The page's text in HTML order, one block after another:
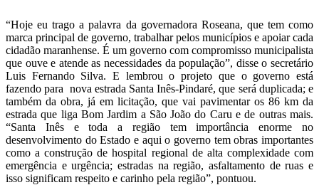
“Hoje eu trago a palavra da governadora Roseana, que tem como
marca principal de governo, trabalhar pelos municípios e apoiar cada
cidadão maranhense. É um governo com compromisso municipalista
que ouve e atende as necessidades da população”, disse o secretário
Luis Fernando Silva. E lembrou o projeto que o governo está
fazendo para nova estrada Santa Inês-Pindaré, que será duplicada; e
também da obra, já em licitação, que vai pavimentar os 86 km da
estrada que liga Bom Jardim a São João do Caru e de outras mais.
“Santa Inês e toda a região tem importância enorme no
desenvolvimento do Estado e aqui o governo tem obras importantes
como a construção de hospital regional de alta complexidade com
emergência e urgência; estradas na região, asfaltamento de ruas e
isso significam respeito e carinho pela região”, pontuou.